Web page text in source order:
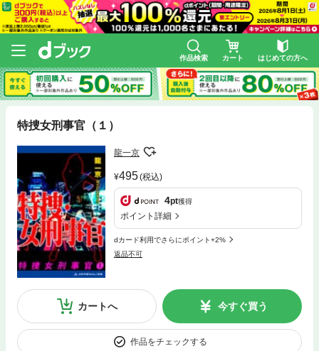
作品検索 カート はじめての方へ
特捜女刑事官（１）
龍一京
495(税込)
4pt獲得
ポイント詳細
dカード利用でさらにポイント+2%
返品不可
カートへ 今すぐ買う
作品をチェックする